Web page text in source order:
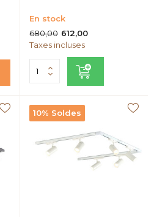
En stock
680,00 612,00
Taxes incluses
10% Soldes